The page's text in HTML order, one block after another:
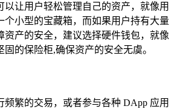
以让用户轻松管理自己的资产，就像用
个小型的宝藏箱，而如果用户持有大量
资产的安全，建议选择硬件钱包，就像
的保险柜,确保资产的安全无虞。
频繁的交易，或者参与各种 DApp 应用